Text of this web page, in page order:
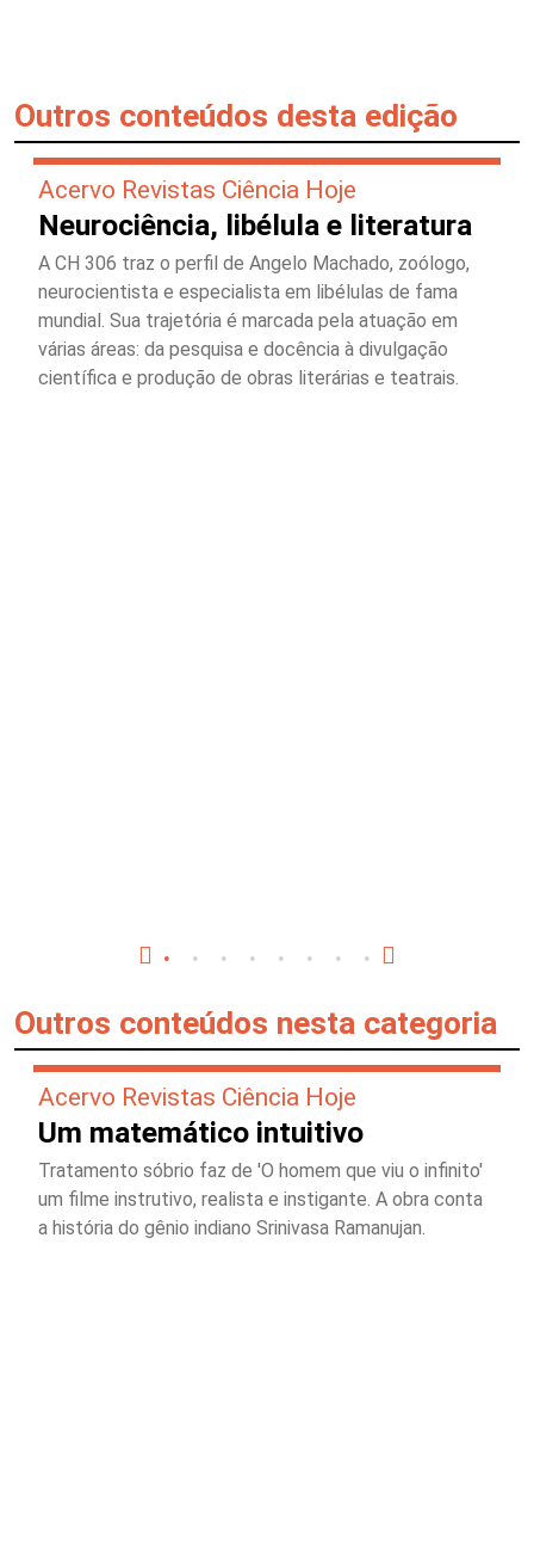
Outros conteúdos desta edição
Acervo Revistas Ciência Hoje
Neurociência, libélula e literatura
A CH 306 traz o perfil de Angelo Machado, zoólogo,
neurocientista e especialista em libélulas de fama
mundial. Sua trajetória é marcada pela atuação em
várias áreas: da pesquisa e docência à divulgação
científica e produção de obras literárias e teatrais.
Outros conteúdos nesta categoria
Acervo Revistas Ciência Hoje
Um matemático intuitivo
Tratamento sóbrio faz de 'O homem que viu o infinito'
um filme instrutivo, realista e instigante. A obra conta
a história do gênio indiano Srinivasa Ramanujan.